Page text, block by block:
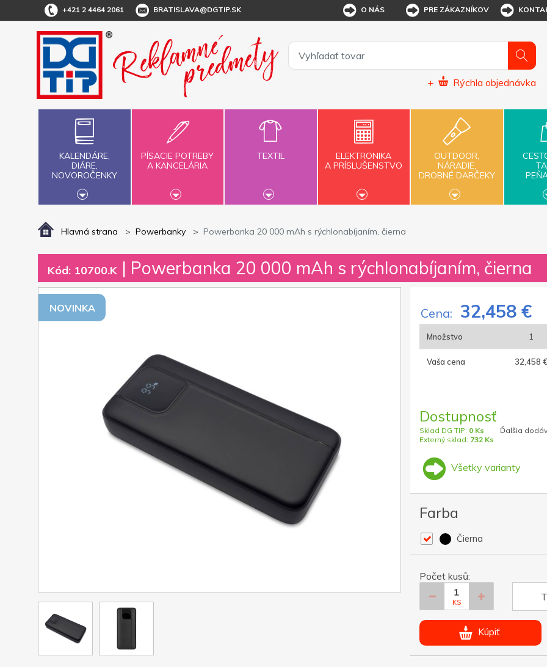
+421 2 4464 2061 BRATISLAVA@DGTIP.SK O NÁS PRE ZÁKAZNÍKOV
+ Rýchla objednávka
KALENDÁRE,
DIÁRE,
NOVOROČENKY
PÍSACIE POTREBY
A KANCELÁRIA
TEXTIL
ELEKTRONIKA
A PRÍSLUŠENSTVO
OUTDOOR,
NÁRADIE,
DROBNÉ DARČEKY
Hlavná strana Powerbanky Powerbanka 20 000 mAh s rýchlonabíjaním, čierna
Kód: 10700.K | Powerbanka 20 000 mAh s rýchlonabíjaním, čierna
NOVINKA Cena: 32,458 €
Množstvo 1
Vaša cena 32,458 €
Dostupnosť
Sklad DG TIP: 0 Ks
Externý sklad: 732 Ks
Ďalšia
Všetky varianty
Farba
Čierna
Počet kusů:
KS
Kúpiť